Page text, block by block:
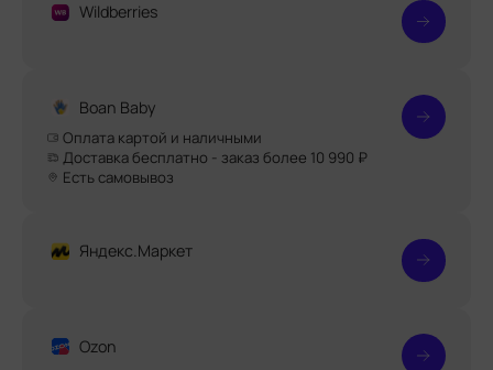
Wildberries
Boan Baby
Оплата картой и наличными
Доставка бесплатно - заказ более 10 990 ₽
Есть самовывоз
Яндекс.Маркет
Ozon